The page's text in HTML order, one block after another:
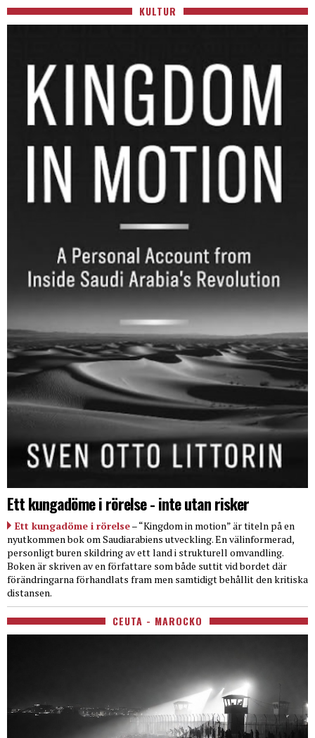
KULTUR
Ett kungadöme i rörelse - inte utan risker
Ett kungadöme i rörelse– “Kingdom in motion” är titeln på en
nyutkommen bok om Saudiarabiens utveckling. En välinformerad,
personligt buren skildring av ett land i strukturell omvandling.
Boken är skriven av en författare som både suttit vid bordet där
förändringarna förhandlats fram men samtidigt behållit den kritiska
distansen.
CEUTA - MAROCKO